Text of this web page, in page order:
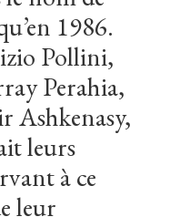
1986.
Pollini,
Perahia,
Ashkenasy,
leurs
àce
leur